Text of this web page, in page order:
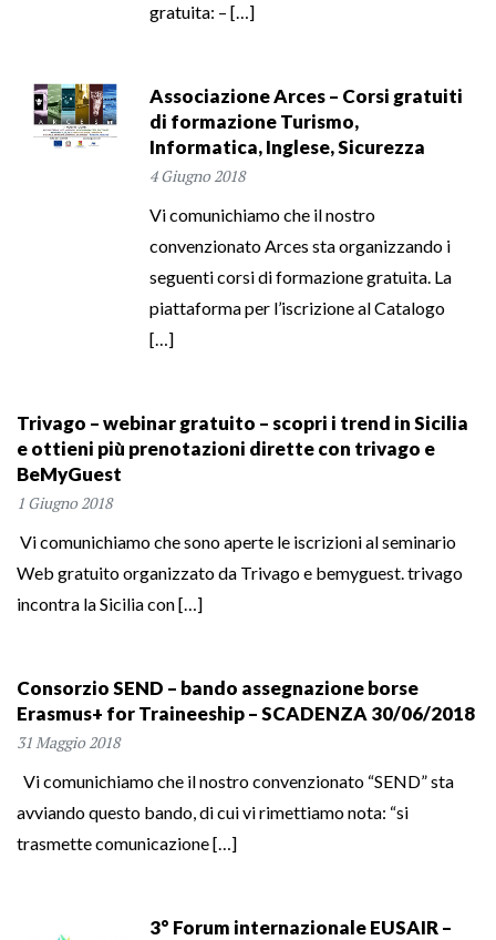
gratuita: – […]
Associazione Arces – Corsi gratuiti
di formazione Turismo,
Informatica, Inglese, Sicurezza
4 Giugno 2018
Vi comunichiamo che il nostro
convenzionato Arces sta organizzando i
seguenti corsi di formazione gratuita. La
piattaforma per l’iscrizione al Catalogo
[…]
Trivago – webinar gratuito – scopri i trend in Sicilia
e ottieni più prenotazioni dirette con trivago e
BeMyGuest
1 Giugno 2018
Vi comunichiamo che sono aperte le iscrizioni al seminario
Web gratuito organizzato da Trivago e bemyguest. trivago
incontra la Sicilia con […]
Consorzio SEND – bando assegnazione borse
Erasmus+ for Traineeship – SCADENZA 30/06/2018
31 Maggio 2018
Vi comunichiamo che il nostro convenzionato “SEND” sta
avviando questo bando, di cui vi rimettiamo nota: “si
trasmette comunicazione […]
3° Forum internazionale EUSAIR –